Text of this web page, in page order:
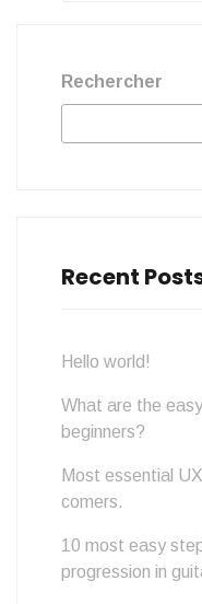
Rechercher
Recent
Hello world!
What are the
beginners?
Most essential
comers.
10 most easy
progression in